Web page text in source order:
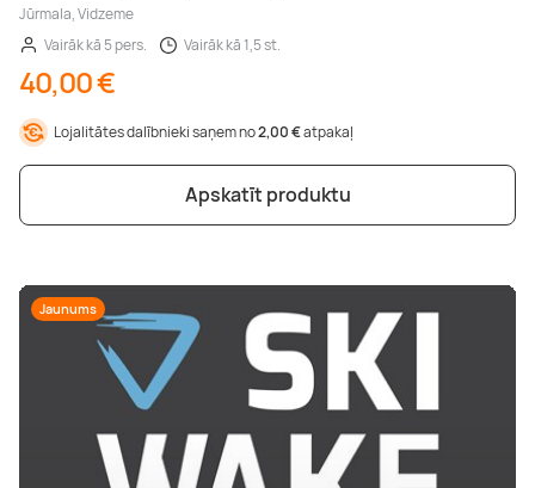
Jūrmala, Vidzeme
Vairāk kā 5 pers.
Vairāk kā 1,5 st.
40,00 €
Lojalitātes dalībnieki saņem no2,00 €atpakaļ
Apskatīt produktu
Jaunums